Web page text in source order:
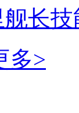
长
多>